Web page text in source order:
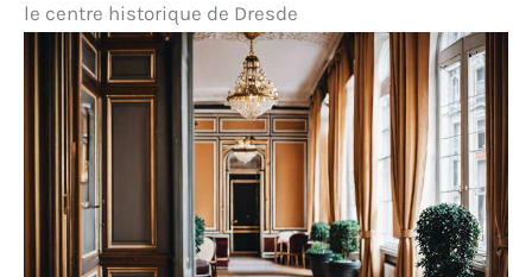
le centre historique de Dresde